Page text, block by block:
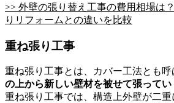
>> 外壁の張り替え工事の費用相場は
りリフォームとの違いを比較
重ね張り工事
重ね張り工事とは、カバー工法とも呼
の上から新しい壁材を被せて張ってい
重ね張り工事では、構造上外壁が二